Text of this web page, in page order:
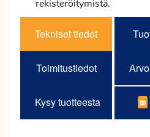
rekisteröitymistä.
Tekniset tiedot
Toimitustiedot
Kysy tuotteesta